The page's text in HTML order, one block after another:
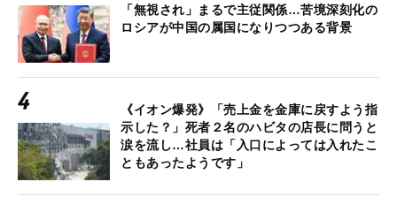
「無視され」まるで主従関係…苦境深刻化の
ロシアが中国の属国になりつつある背景
《イオン爆発》「売上金を金庫に戻すよう指
示した？」死者２名のハビタの店長に問うと
涙を流し…社員は「入口によっては入れたこ
ともあったようです」